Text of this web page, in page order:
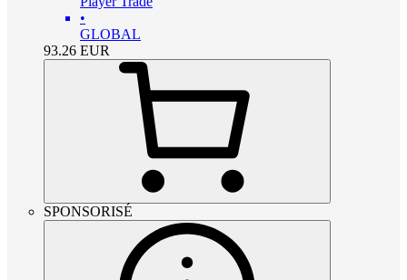
•
GLOBAL
93.26 EUR
SPONSORISÉ